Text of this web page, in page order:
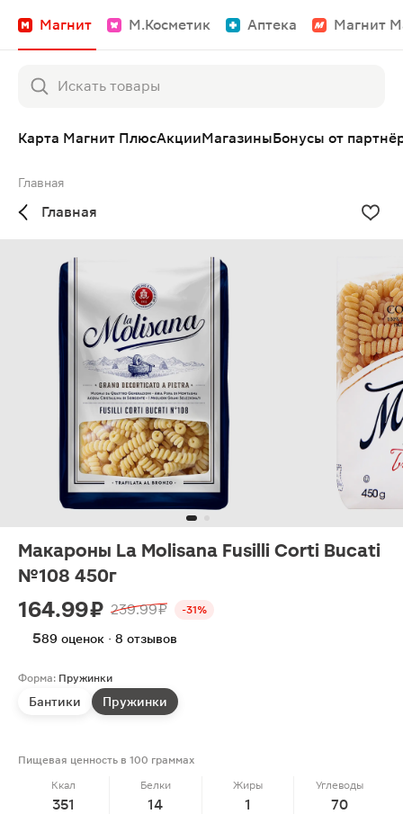
Магнит М.Косметик Аптека Магнит
Карта Магнит ПлюсАкцииМагазиныБонусы от
Главная
Главная
Макароны La Molisana Fusilli Corti Bucati
№108 450г
164.99 ₽ 239.99 ₽ -31%
589 оценок · 8 отзывов
Форма: Пружинки
Бантики Пружинки
Пищевая ценность в 100 граммах
Ккал
351
Белки
14
Жиры
1
Углеводы
70